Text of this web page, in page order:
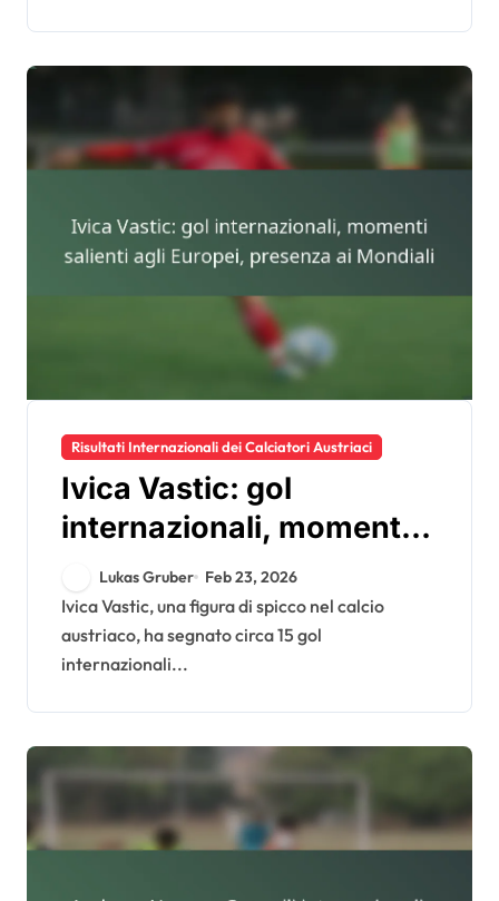
Risultati Internazionali dei Calciatori Austriaci
Ivica Vastic: gol
internazionali, momenti
salienti agli Europei,
presenza ai Mondiali
Lukas Gruber Feb 23, 2026
Ivica Vastic, una figura di spicco nel calcio
austriaco, ha segnato circa 15 gol
internazionali...